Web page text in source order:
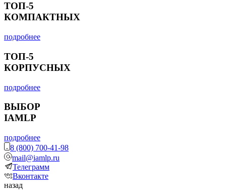
ТОП-5
КОМПАКТНЫХ
подробнее
ТОП-5
КОРПУСНЫХ
подробнее
ВЫБОР
IAMLP
подробнее
8 (800) 700-41-98
mail@iamlp.ru
Телеграмм
Вконтакте
назад